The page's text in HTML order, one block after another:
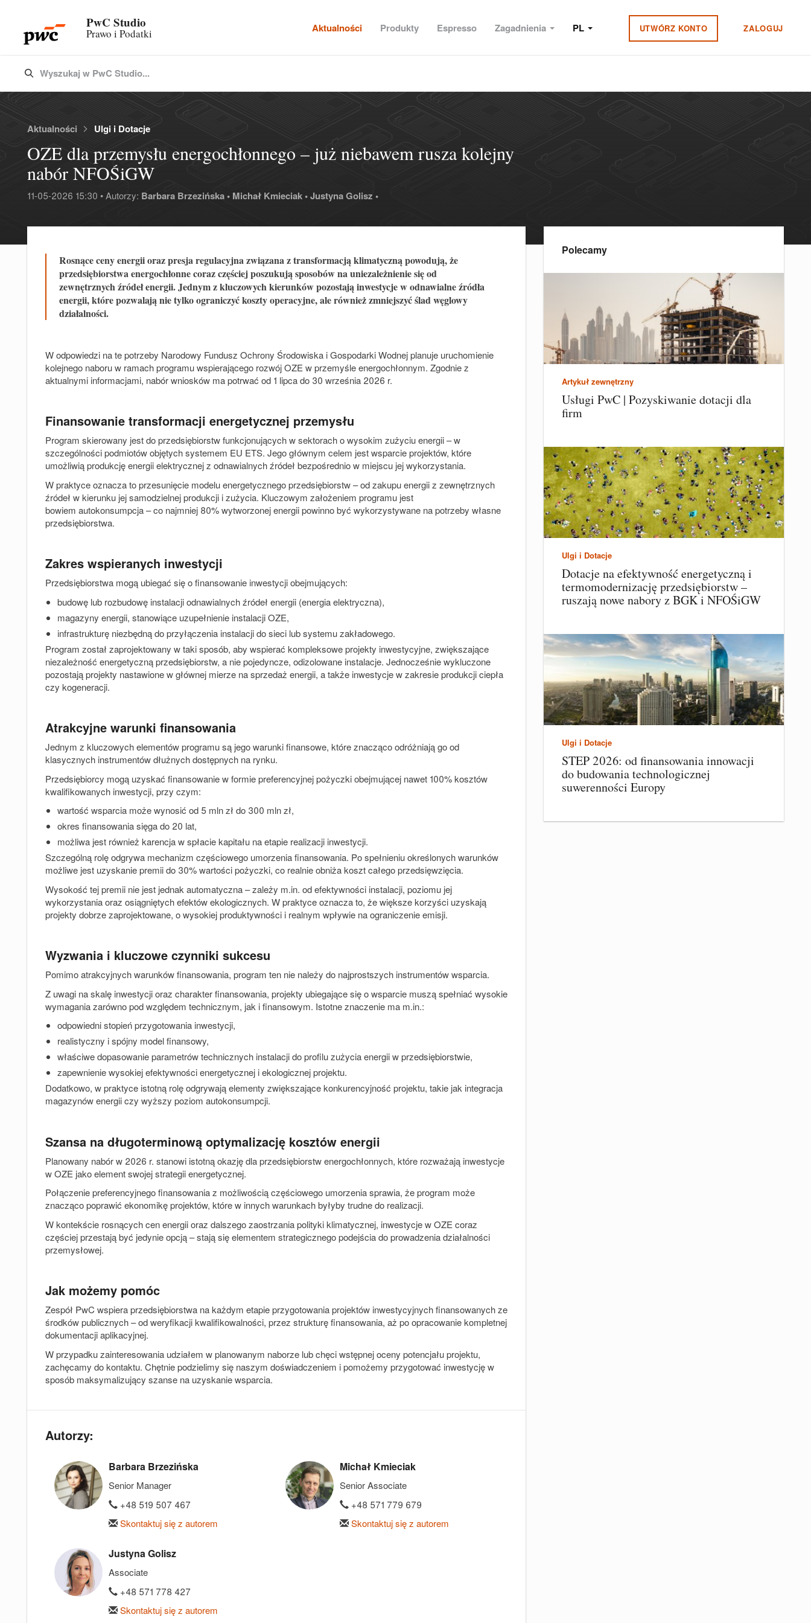
PwC Studio
Prawo i Podatki Aktualności Produkty Espresso Zagadnienia PL UTWÓRZ KONTO ZALOGUJ
Type 3 or more characters for results.
Wyszukaj w PwC Studio...
Aktualności Ulgi i Dotacje
OZE dla przemysłu energochłonnego – już niebawem rusza kolejny
nabór NFOŚiGW
11-05-2026 15:30 • Autorzy: Barbara Brzezińska • Michał Kmieciak •Justyna Golisz •
Rosnące ceny energii oraz presja regulacyjna związana z transformacją klimatyczną powodują, że
przedsiębiorstwa energochłonne coraz częściej poszukują sposobów na uniezależnienie się od
zewnętrznych źródeł energii. Jednym z kluczowych kierunków pozostają inwestycje w odnawialne źródła
energii, które pozwalają nie tylko ograniczyć koszty operacyjne, ale również zmniejszyć ślad węglowy
działalności.
W odpowiedzi na te potrzeby Narodowy Fundusz Ochrony Środowiska i Gospodarki Wodnej planuje uruchomienie
kolejnego naboru w ramach programu wspierającego rozwój OZE w przemyśle energochłonnym. Zgodnie z
aktualnymi informacjami, nabór wniosków ma potrwać od 1 lipca do 30 września 2026 r.
Finansowanie transformacji energetycznej przemysłu
Program skierowany jest do przedsiębiorstw funkcjonujących w sektorach o wysokim zużyciu energii – w
szczególności podmiotów objętych systemem EU ETS. Jego głównym celem jest wsparcie projektów, które
umożliwią produkcję energii elektrycznej z odnawialnych źródeł bezpośrednio w miejscu jej wykorzystania.
W praktyce oznacza to przesunięcie modelu energetycznego przedsiębiorstw – od zakupu energii z zewnętrznych
źródeł w kierunku jej samodzielnej produkcji i zużycia. Kluczowym założeniem programu jest
bowiem autokonsumpcja –co najmniej 80% wytworzonej energii powinno być wykorzystywane na potrzeby własne
przedsiębiorstwa.
Zakres wspieranych inwestycji
Przedsiębiorstwa mogą ubiegać się o finansowanie inwestycji obejmujących:
budowę lub rozbudowę instalacji odnawialnych źródeł energii (energia elektryczna),
magazyny energii, stanowiące uzupełnienie instalacji OZE,
infrastrukturę niezbędną do przyłączenia instalacji do sieci lub systemu zakładowego.
Program został zaprojektowany w taki sposób, aby wspierać kompleksowe projekty inwestycyjne, zwiększające
niezależność energetyczną przedsiębiorstw, a nie pojedyncze, odizolowane instalacje. Jednocześnie wykluczone
pozostają projekty nastawione w głównej mierze na sprzedaż energii, a także inwestycje w zakresie produkcji ciepła
czy kogeneracji.
Atrakcyjne warunki finansowania
Jednym z kluczowych elementów programu są jego warunki finansowe, które znacząco odróżniają go od
klasycznych instrumentów dłużnych dostępnych na rynku.
Przedsiębiorcy mogą uzyskać finansowanie w formiepreferencyjnej pożyczki obejmującej nawet 100% kosztów
kwalifikowanych inwestycji, przy czym:
wartość wsparcia może wynosić od 5 mln zł do 300 mln zł,
okres finansowania sięgado 20 lat,
możliwa jest również karencja w spłacie kapitału na etapie realizacji inwestycji.
Szczególną rolę odgrywa mechanizm częściowego umorzenia finansowania. Po spełnieniu określonych warunków
możliwe jest uzyskaniepremii do 30% wartości pożyczki, co realnie obniża koszt całego przedsięwzięcia.
Wysokość tej premii nie jest jednak automatyczna – zależy m.in. od efektywności instalacji, poziomu jej
wykorzystania oraz osiągniętych efektów ekologicznych. W praktyce oznacza to, że większe korzyści uzyskają
projekty dobrze zaprojektowane, o wysokiej produktywności i realnym wpływie na ograniczenie emisji.
Wyzwania i kluczowe czynniki sukcesu
Pomimo atrakcyjnych warunków finansowania, program ten nie należy do najprostszych instrumentów wsparcia.
Z uwagi na skalę inwestycji oraz charakter finansowania, projekty ubiegające się o wsparcie muszą spełniać wysokie
wymagania zarówno pod względem technicznym, jak i finansowym. Istotne znaczenie ma m.in.:
odpowiedni stopień przygotowania inwestycji,
realistyczny i spójny model finansowy,
właściwe dopasowanie parametrów technicznych instalacji do profilu zużycia energii w przedsiębiorstwie,
zapewnienie wysokiej efektywności energetycznej i ekologicznej projektu.
Dodatkowo, w praktyce istotną rolę odgrywają elementy zwiększające konkurencyjność projektu, takie jak integracja
magazynów energii czy wyższy poziom autokonsumpcji.
Szansa na długoterminową optymalizację kosztów energii
Planowany nabór w 2026 r. stanowi istotną okazję dla przedsiębiorstw energochłonnych, które rozważają inwestycje
w OZE jako element swojej strategii energetycznej.
Połączenie preferencyjnego finansowania z możliwością częściowego umorzenia sprawia, że program może
znacząco poprawić ekonomikę projektów, które w innych warunkach byłyby trudne do realizacji.
W kontekście rosnących cen energii oraz dalszego zaostrzania polityki klimatycznej, inwestycje w OZE coraz
częściej przestają być jedynie opcją – stają się elementem strategicznego podejścia do prowadzenia działalności
przemysłowej.
Jak możemy pomóc
Zespół PwC wspiera przedsiębiorstwa na każdym etapie przygotowania projektów inwestycyjnych finansowanych ze
środków publicznych – od weryfikacji kwalifikowalności, przez strukturę finansowania, aż po opracowanie kompletnej
dokumentacji aplikacyjnej.
W przypadku zainteresowania udziałem w planowanym naborze lub chęci wstępnej oceny potencjału projektu,
zachęcamy do kontaktu. Chętnie podzielimy się naszym doświadczeniem i pomożemy przygotować inwestycję w
sposób maksymalizujący szanse na uzyskanie wsparcia.
Autorzy:
Barbara Brzezińska
Senior Manager
+48 519 507 467
Skontaktuj się z autorem
Michał Kmieciak
Senior Associate
+48 571 779 679
Skontaktuj się z autorem
Justyna Golisz
Associate
+48 571 778 427
Skontaktuj się z autorem
Polecamy
Artykuł zewnętrzny
Usługi PwC | Pozyskiwanie dotacji dla
firm
Ulgi i Dotacje
Dotacje na efektywność energetyczną i
termomodernizację przedsiębiorstw –
ruszają nowe nabory z BGK i NFOŚiGW
Ulgi i Dotacje
STEP 2026: od finansowania innowacji
do budowania technologicznej
suwerenności Europy